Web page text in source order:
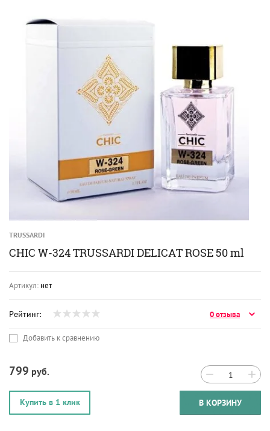
TRUSSARDI
CHIC W-324 TRUSSARDI DELICAT ROSE 50 ml
Артикул: нет
Рейтинг: 0 отзыва
Добавить к сравнению
799 руб. − +
Купить в 1 клик В КОРЗИНУ